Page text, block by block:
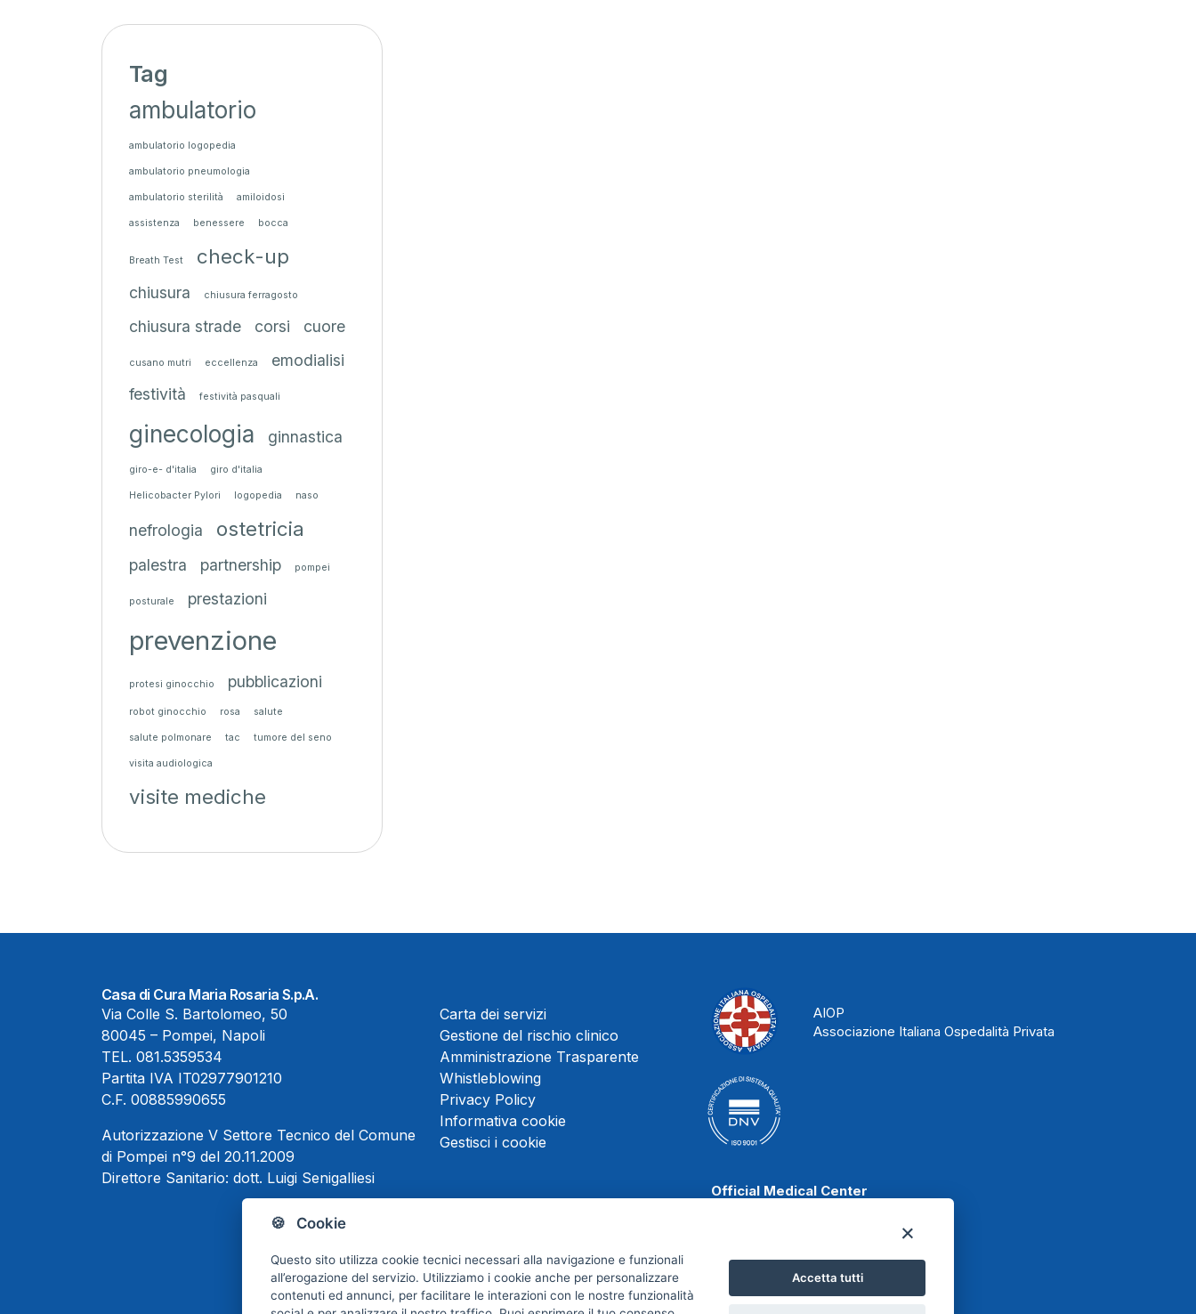
🍪 Cookie
Questo sito utilizza cookie tecnici necessari alla navigazione e funzionali
all’erogazione del servizio. Utilizziamo i cookie anche per personalizzare
contenuti ed annunci, per facilitare le interazioni con le nostre funzionalità
Accetta tutti
Tag
ambulatorio
ambulatorio logopedia
ambulatorio pneumologia
ambulatorio sterilità amiloidosi
assistenza benessere bocca
Breath Test check-up
chiusura chiusura ferragosto
chiusura strade corsi cuore
cusano mutri eccellenza
emodialisi
festività
festività pasquali
ginecologia ginnastica
giro-e- d'italia giro d'italia
Helicobacter Pylori logopedia naso
nefrologia ostetricia
palestra partnership pompei
posturale prestazioni
prevenzione
protesi ginocchio pubblicazioni
robot ginocchio rosa salute
salute polmonare tac tumore del seno
visita audiologica
visite mediche
Casa di Cura Maria Rosaria S.p.A.
Via Colle S. Bartolomeo, 50
80045 – Pompei, Napoli
TEL. 081.5359534
Partita IVA IT02977901210
C.F. 00885990655
Autorizzazione V Settore Tecnico del Comune
di Pompei n°9 del 20.11.2009
Direttore Sanitario: dott. Luigi Senigalliesi
Carta dei servizi
Gestione del rischio clinico
Amministrazione Trasparente
Whistleblowing
Privacy Policy
Informativa cookie
Gestisci i cookie
AIOP
Associazione Italiana Ospedalità Privata
Official Medical Center
Scafati Basket